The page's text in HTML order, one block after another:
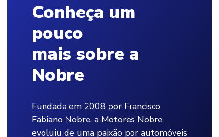
Conheça um
pouco
mais sobre a
Nobre
Fundada em 2008 por Francisco
Fabiano Nobre, a Motores Nobre
evoluiu de uma paixão por automóveis